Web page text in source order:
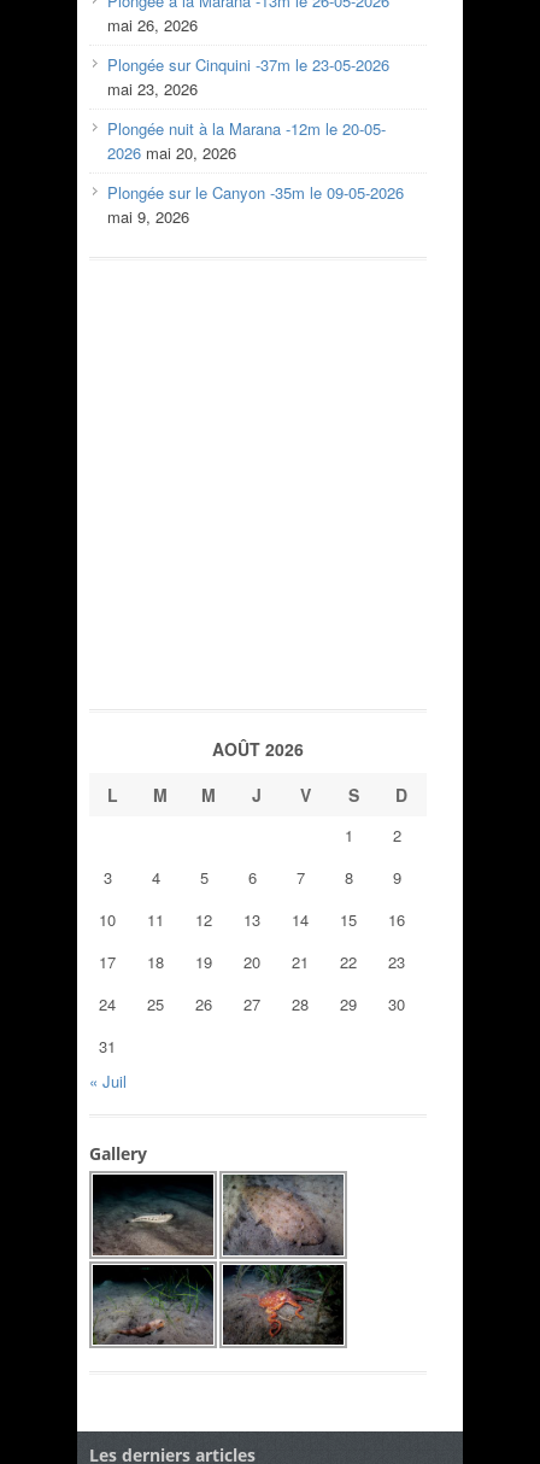
mai 26, 2026
Plongée sur Cinquini -37m le 23-05-2026
mai 23, 2026
Plongée nuit à la Marana -12m le 20-05-
2026 mai 20, 2026
Plongée sur le Canyon -35m le 09-05-2026
mai 9, 2026
AOÛT 2026
L
M M J V S D
1
2
3
4 5 6 7 8
9
10
11 12 13 14 15
16
17
18 19 20 21 22
23
24
25 26 27 28 29
30
31
« Juil
Gallery
Les derniers articles